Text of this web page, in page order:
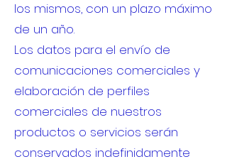
los mismos, con un plazo máximo
de un año.
Los datos para el envío de
comunicaciones comerciales y
elaboración de perfiles
comerciales de nuestros
productos o servicios serán
conservados indefinidamente